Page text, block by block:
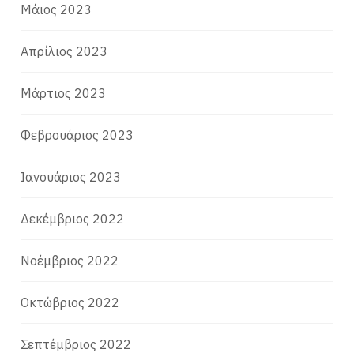
Μάιος 2023
Απρίλιος 2023
Μάρτιος 2023
Φεβρουάριος 2023
Ιανουάριος 2023
Δεκέμβριος 2022
Νοέμβριος 2022
Οκτώβριος 2022
Σεπτέμβριος 2022